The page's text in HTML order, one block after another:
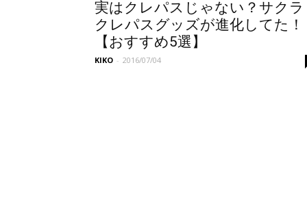
実はクレパスじゃない？サクラ
クレパスグッズが進化してた！
【おすすめ5選】
KIKO - 2016/07/04